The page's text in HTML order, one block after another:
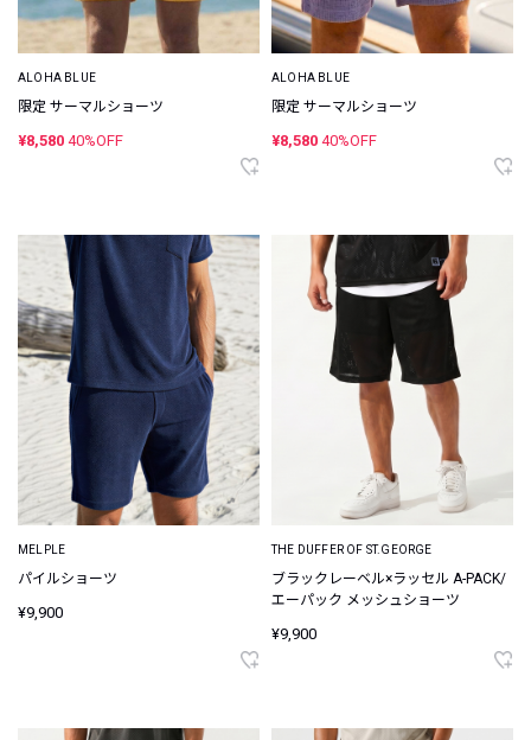
ALOHA BLUE
限定 サーマルショーツ
¥8,580 40%OFF
ALOHA BLUE
限定 サーマルショーツ
¥8,580 40%OFF
MELPLE
パイルショーツ
¥9,900
THE DUFFER OF ST.GEORGE
ブラックレーベル×ラッセル A-PACK/
エーパック メッシュショーツ
¥9,900